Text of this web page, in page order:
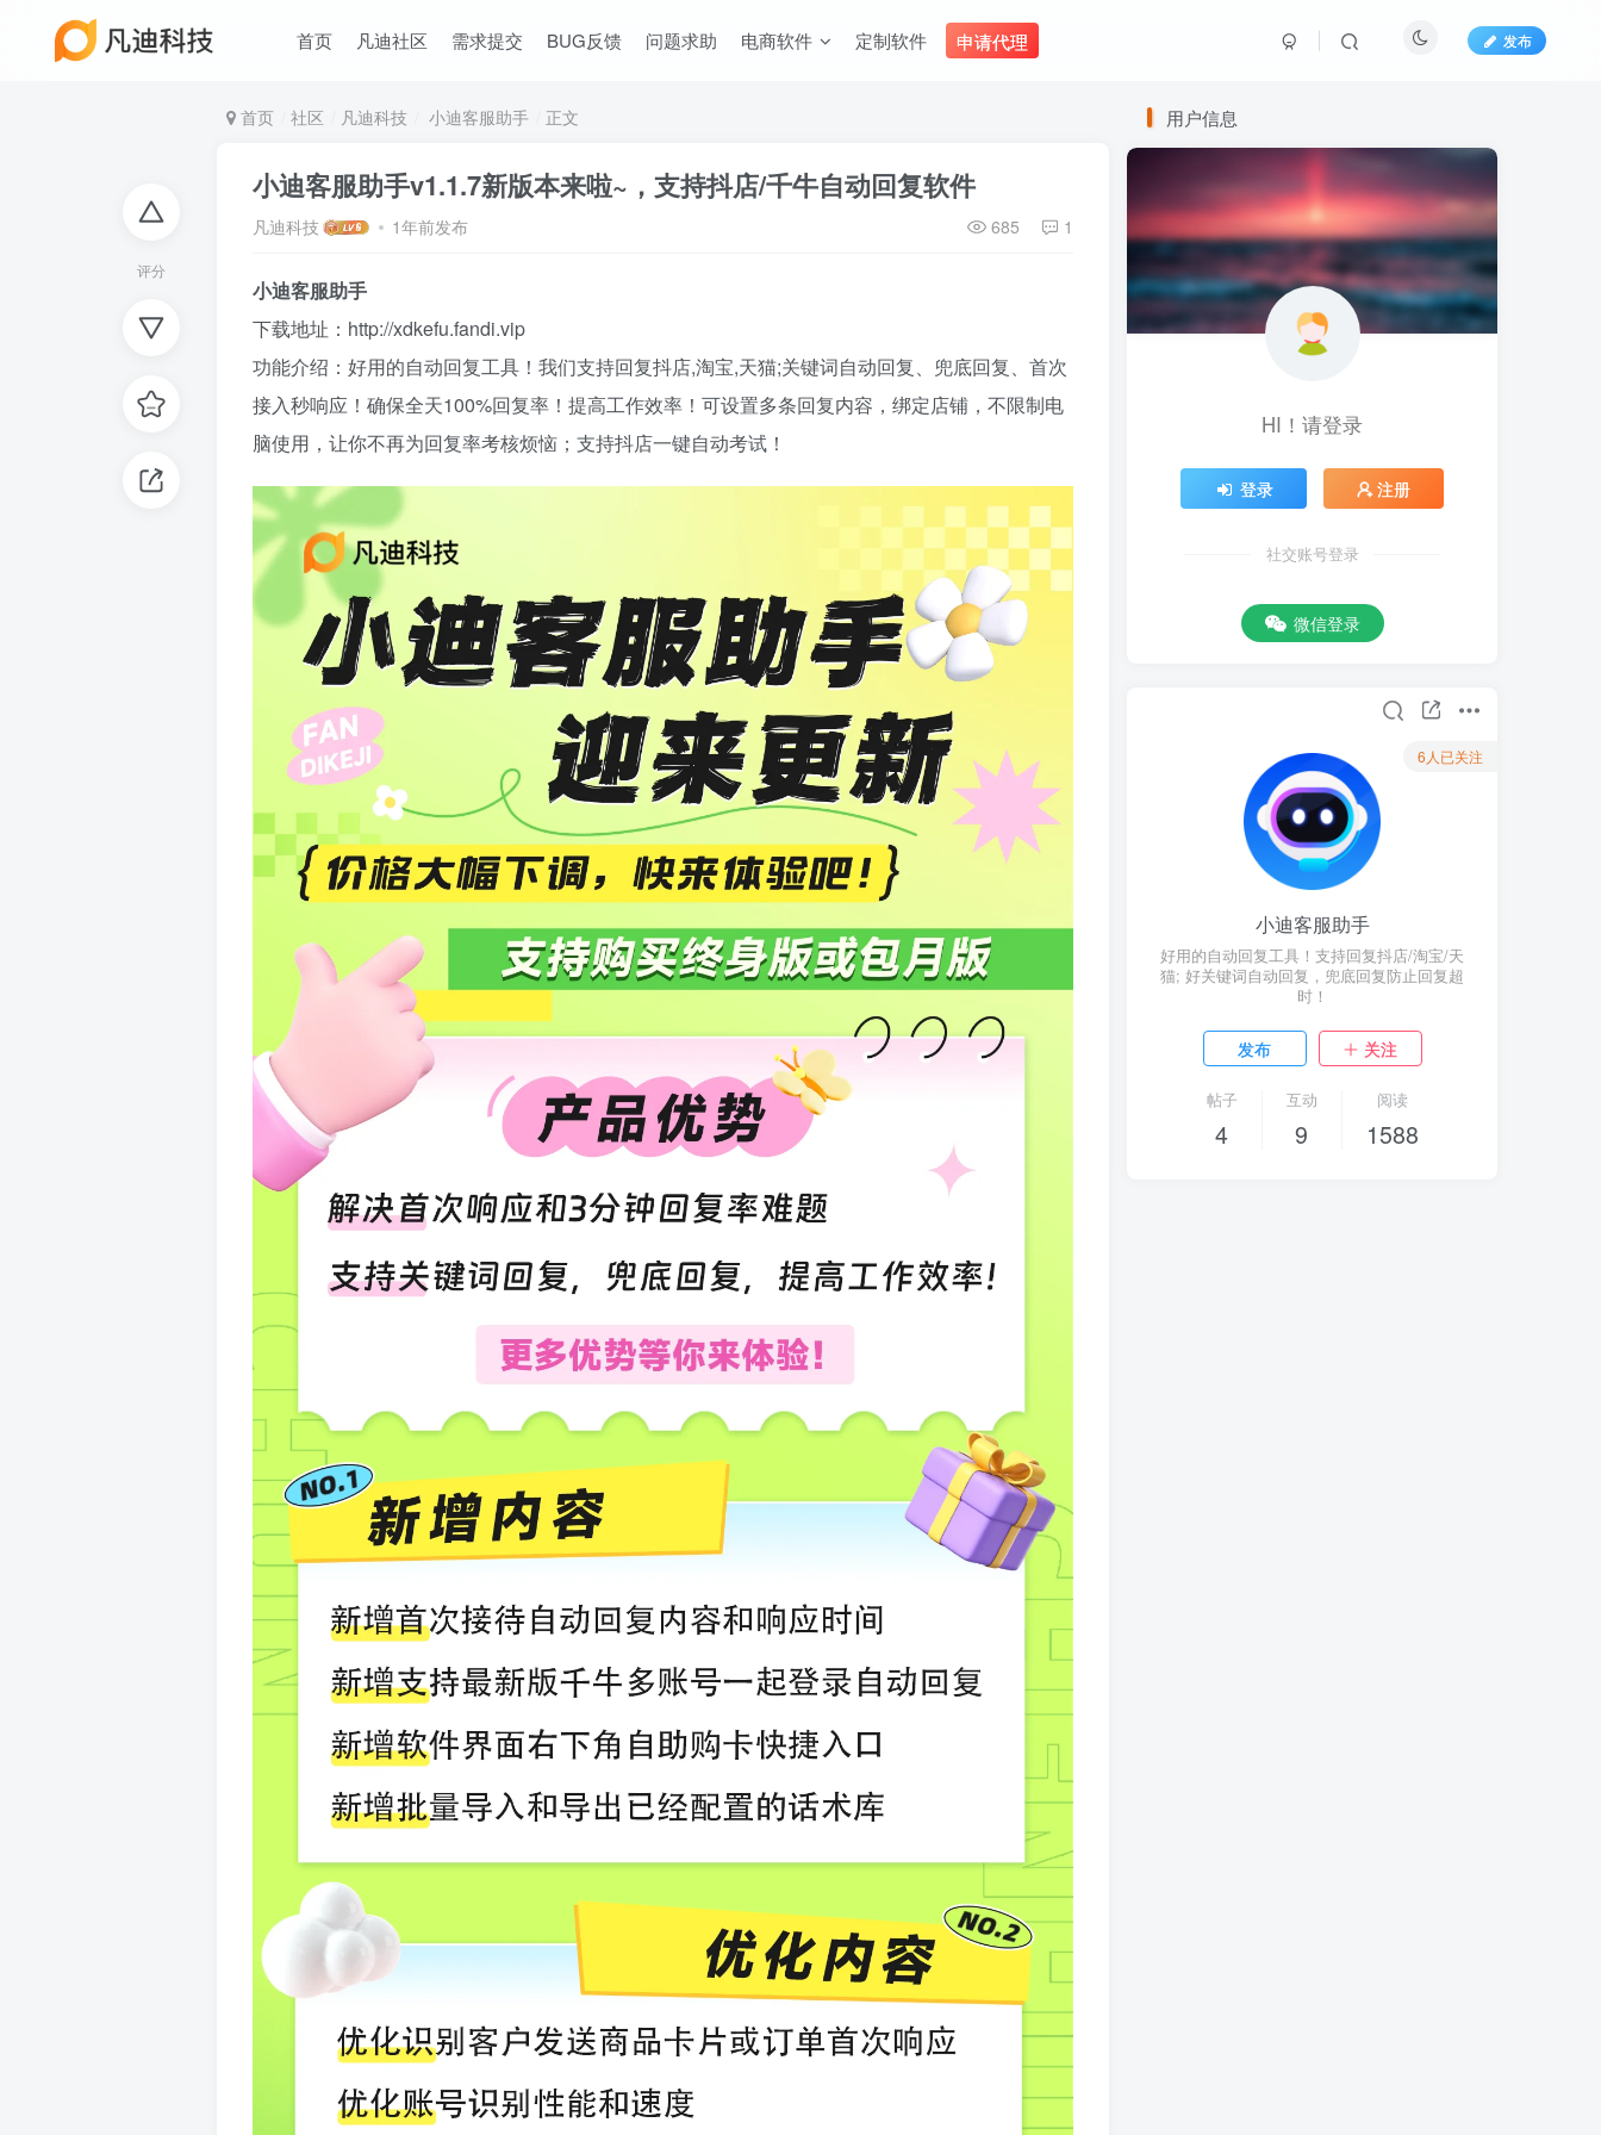
首页 凡迪社区 需求提交 BUG反馈 问题求助 电商软件 定制软件 申请代理 发布
评分
首页 社区 凡迪科技 小迪客服助手 正文
小迪客服助手v1.1.7新版本来啦~，支持抖店/千牛自动回复软件
凡迪科技 1年前发布 685 1
小迪客服助手
下载地址：http://xdkefu.fandi.vip
功能介绍：好用的自动回复工具！我们支持回复抖店,淘宝,天猫;关键词自动回复、兜底回复、首次
接入秒响应！确保全天100%回复率！提高工作效率！可设置多条回复内容，绑定店铺，不限制电
脑使用，让你不再为回复率考核烦恼；支持抖店一键自动考试！
用户信息
HI！请登录
登录 注册
社交账号登录
微信登录
6人已关注
小迪客服助手
好用的自动回复工具！支持回复抖店/淘宝/天
猫; 好关键词自动回复，兜底回复防止回复超
时！
发布 关注
帖子
4
互动
9
阅读
1588